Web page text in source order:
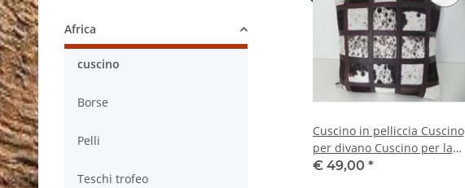
Cuscino in pelliccia Cuscino
per divano Cuscino per la
testa Africa Nguni BOVINO
€ 49,00 *
Africa
cuscino
Borse
Pelli
Teschi trofeo